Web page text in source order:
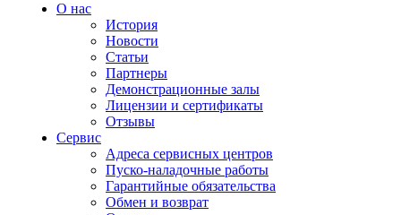
О нас
История
Новости
Статьи
Партнеры
Демонстрационные залы
Лицензии и сертификаты
Отзывы
Сервис
Адреса сервисных центров
Пуско-наладочные работы
Гарантийные обязательства
Обмен и возврат